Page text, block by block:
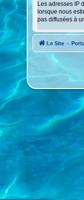
Les adresses IP
lorsque nous
pas diffusées à
Le Site